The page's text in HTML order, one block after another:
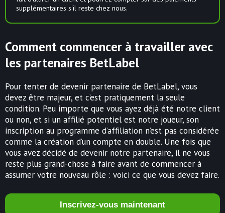
supplémentaires s'il reste chez nous.
Comment commencer à travailler avec
les partenaires BetLabel
Pour tenter de devenir partenaire de BetLabel, vous
devez être majeur, et c’est pratiquement la seule
condition. Peu importe que vous ayez déjà été notre client
ou non, et si un affilié potentiel est notre joueur, son
inscription au programme d’affiliation n’est pas considérée
comme la création d’un compte en double. Une fois que
vous avez décidé de devenir notre partenaire, il ne vous
reste plus grand-chose à faire avant de commencer à
assumer votre nouveau rôle : voici ce que vous devez faire.
Inscrivez-vous maintenant